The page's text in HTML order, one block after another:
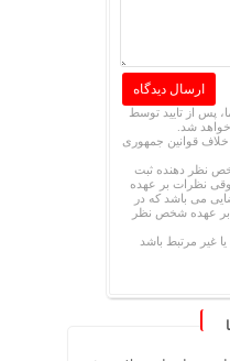
پس از تایید توسط
شد.
خلاف قوانین جمهوری
نظر دهنده ثبت
نظرات بر عهده
می باشد که در
عهده شخص نظر
غیر مرتبط باشد